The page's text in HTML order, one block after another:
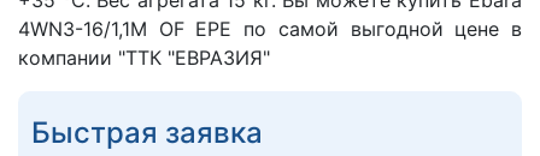
4WN3-16/1,1M OF EPE по самой выгодной цене в
компании "ТТК "ЕВРАЗИЯ"
Быстрая заявка